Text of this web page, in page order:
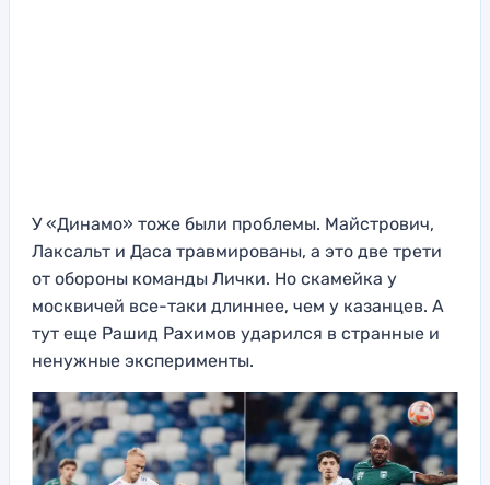
У «Динамо» тоже были проблемы. Майстрович,
Лаксальт и Даса травмированы, а это две трети
от обороны команды Лички. Но скамейка у
москвичей все-таки длиннее, чем у казанцев. А
тут еще Рашид Рахимов ударился в странные и
ненужные эксперименты.